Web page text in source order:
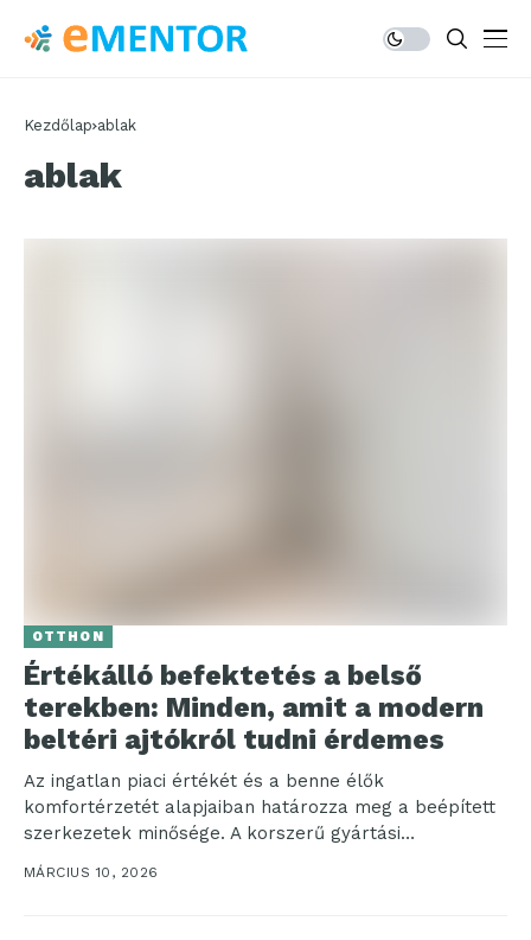
Kezdőlap ablak
ablak
OTTHON
Értékálló befektetés a belső
terekben: Minden, amit a modern
beltéri ajtókról tudni érdemes
Az ingatlan piaci értékét és a benne élők
komfortérzetét alapjaiban határozza meg a beépített
szerkezetek minősége. A korszerű gyártási
eljárásoknak köszönhetően ma már...
MÁRCIUS 10, 2026